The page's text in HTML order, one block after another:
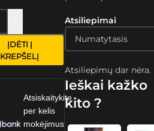
ĮDĖTI Į
KREPŠELĮ
Atsiskaitykite
per kelis
mokėjimus
Atsiliepimai
Atsiliepimų dar nėra.
Ieškai kažko
kito ?